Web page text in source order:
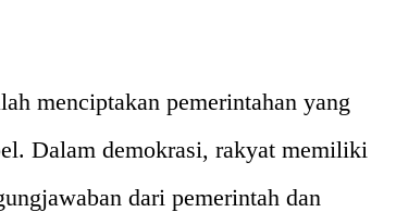
menciptakan pemerintahan yang
Dalam demokrasi, rakyat memiliki
dari pemerintah dan